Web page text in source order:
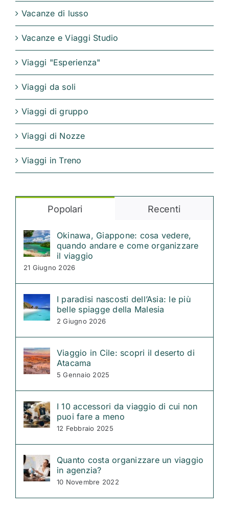
Vacanze di lusso
Vacanze e Viaggi Studio
Viaggi "Esperienza"
Viaggi da soli
Viaggi di gruppo
Viaggi di Nozze
Viaggi in Treno
Popolari Recenti
Okinawa, Giappone: cosa vedere,
quando andare e come organizzare
il viaggio
21 Giugno 2026
I paradisi nascosti dell’Asia: le più
belle spiagge della Malesia
2 Giugno 2026
Viaggio in Cile: scopri il deserto di
Atacama
5 Gennaio 2025
I 10 accessori da viaggio di cui non
puoi fare a meno
12 Febbraio 2025
Quanto costa organizzare un viaggio
in agenzia?
10 Novembre 2022